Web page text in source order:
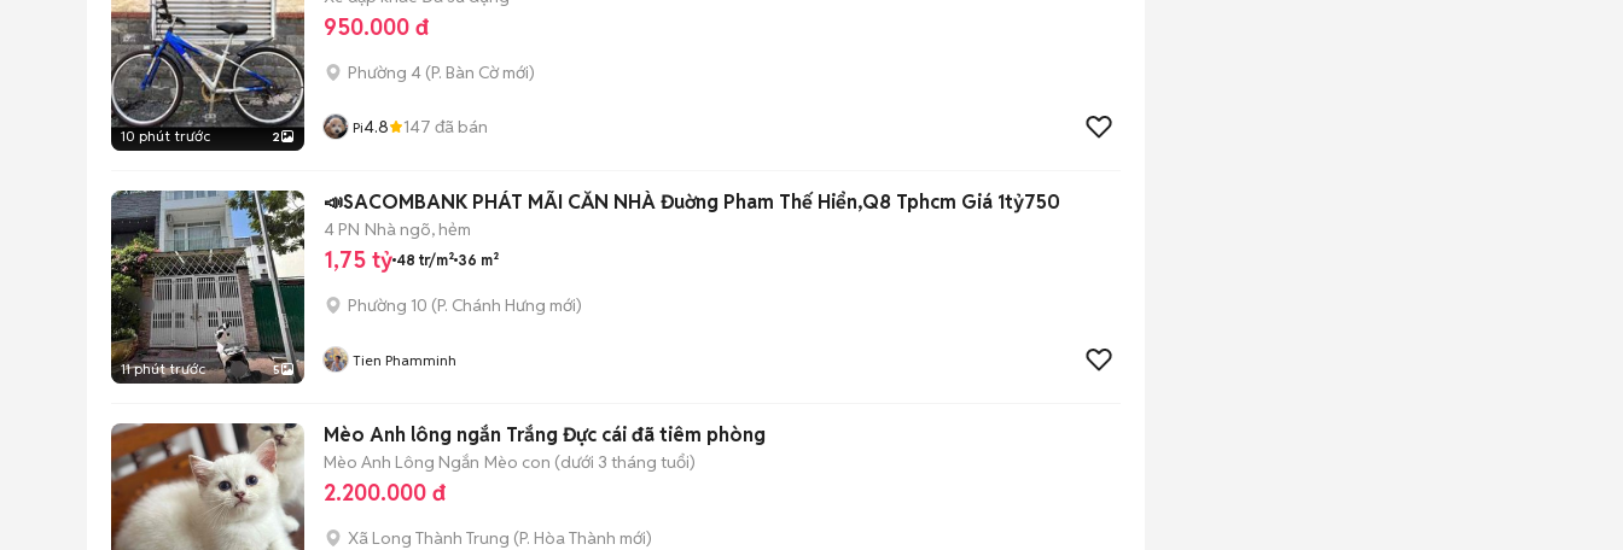
10 phút trước 2
950.000 đ
Phường 4 (P. Bàn Cờmới)
Pi4.8 147 đã bán
11 phút trước 5
📣SACOMBANK PHÁT MÃI CĂN NHÀ Đuờng Pham Thế Hiển,Q8 Tphcm Giá 1tỷ750
4 PN Nhà ngõ, hẻm
1,75 tỷ 48 tr/m² 36 m²
Phường 10 (P. Chánh Hưng mới)
Tien Phamminh
Mèo Anh lông ngắn Trắng Đực cái đã tiêm phòng
Mèo Anh Lông Ngắn Mèo con (dưới 3 tháng tuổi)
2.200.000 đ
Xã Long Thành Trung (P. Hòa Thành mới)